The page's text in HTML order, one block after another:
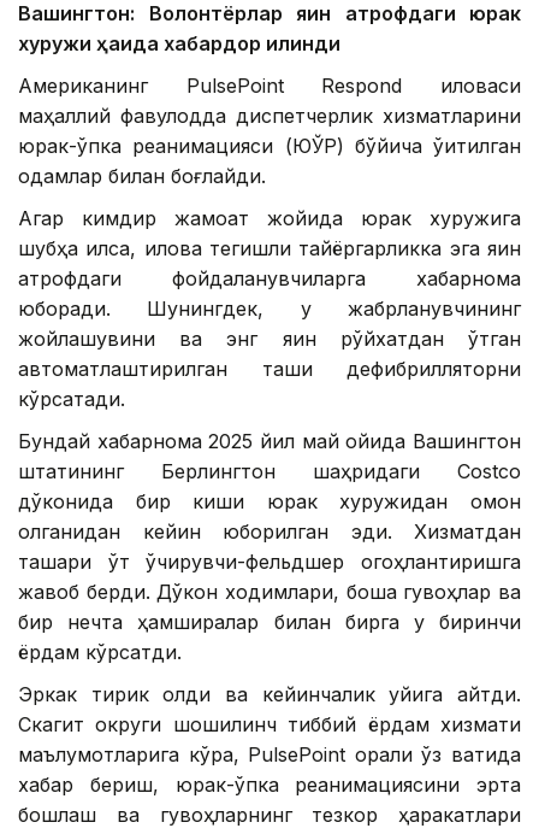
Вашингтон: Волонтёрлар яқин атрофдаги юрак
хуружи ҳақида хабардор қилинди
Американинг PulsePoint Respond иловаси
маҳаллий фавқулодда диспетчерлик хизматларини
юрак-ўпка реанимацияси (ЮЎР) бўйича ўқитилган
одамлар билан боғлайди.
Агар кимдир жамоат жойида юрак хуружига
шубҳа қилса, илова тегишли тайёргарликка эга яқин
атрофдаги фойдаланувчиларга хабарнома
юборади. Шунингдек, у жабрланувчининг
жойлашувини ва энг яқин рўйхатдан ўтган
автоматлаштирилган ташқи дефибрилляторни
кўрсатади.
Бундай хабарнома 2025 йил май ойида Вашингтон
штатининг Берлингтон шаҳридаги Costco
дўконида бир киши юрак хуружидан омон
қолганидан кейин юборилган эди. Хизматдан
ташқари ўт ўчирувчи-фельдшер огоҳлантиришга
жавоб берди. Дўкон ходимлари, бошқа гувоҳлар ва
бир нечта ҳамширалар билан бирга у биринчи
ёрдам кўрсатди.
Эркак тирик қолди ва кейинчалик уйига қайтди.
Скагит округи шошилинч тиббий ёрдам хизмати
маълумотларига кўра, PulsePoint орқали ўз вақтида
хабар бериш, юрак-ўпка реанимациясини эрта
бошлаш ва гувоҳларнинг тезкор ҳаракатлари